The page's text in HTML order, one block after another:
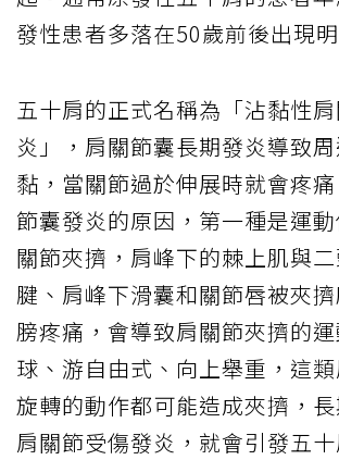
發性患者多落在50歲前後出現
五十肩的正式名稱為「沾黏性
炎」，肩關節囊長期發炎導致
黏，當關節過於伸展時就會疼
節囊發炎的原因，第一種是運
關節夾擠，肩峰下的棘上肌與
腱、肩峰下滑囊和關節唇被夾
膀疼痛，會導致肩關節夾擠的
球、游自由式、向上舉重，這
旋轉的動作都可能造成夾擠，
肩關節受傷發炎，就會引發五十